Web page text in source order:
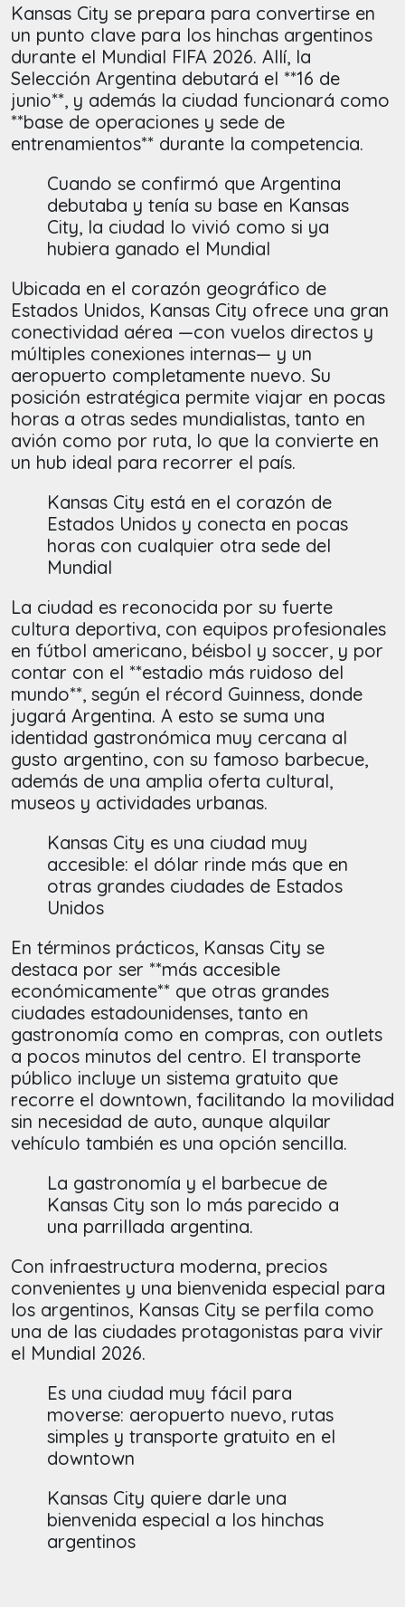
Kansas City se prepara para convertirse en
un punto clave para los hinchas argentinos
durante el Mundial FIFA 2026. Allí, la
Selección Argentina debutará el **16 de
junio**, y además la ciudad funcionará como
**base de operaciones y sede de
entrenamientos** durante la competencia.
Cuando se confirmó que Argentina
debutaba y tenía su base en Kansas
City, la ciudad lo vivió como si ya
hubiera ganado el Mundial
Ubicada en el corazón geográfico de
Estados Unidos, Kansas City ofrece una gran
conectividad aérea —con vuelos directos y
múltiples conexiones internas— y un
aeropuerto completamente nuevo. Su
posición estratégica permite viajar en pocas
horas a otras sedes mundialistas, tanto en
avión como por ruta, lo que la convierte en
un hub ideal para recorrer el país.
Kansas City está en el corazón de
Estados Unidos y conecta en pocas
horas con cualquier otra sede del
Mundial
La ciudad es reconocida por su fuerte
cultura deportiva, con equipos profesionales
en fútbol americano, béisbol y soccer, y por
contar con el **estadio más ruidoso del
mundo**, según el récord Guinness, donde
jugará Argentina. A esto se suma una
identidad gastronómica muy cercana al
gusto argentino, con su famoso barbecue,
además de una amplia oferta cultural,
museos y actividades urbanas.
Kansas City es una ciudad muy
accesible: el dólar rinde más que en
otras grandes ciudades de Estados
Unidos
En términos prácticos, Kansas City se
destaca por ser **más accesible
económicamente** que otras grandes
ciudades estadounidenses, tanto en
gastronomía como en compras, con outlets
a pocos minutos del centro. El transporte
público incluye un sistema gratuito que
recorre el downtown, facilitando la movilidad
sin necesidad de auto, aunque alquilar
vehículo también es una opción sencilla.
La gastronomía y el barbecue de
Kansas City son lo más parecido a
una parrillada argentina.
Con infraestructura moderna, precios
convenientes y una bienvenida especial para
los argentinos, Kansas City se perfila como
una de las ciudades protagonistas para vivir
el Mundial 2026.
Es una ciudad muy fácil para
moverse: aeropuerto nuevo, rutas
simples y transporte gratuito en el
downtown
Kansas City quiere darle una
bienvenida especial a los hinchas
argentinos